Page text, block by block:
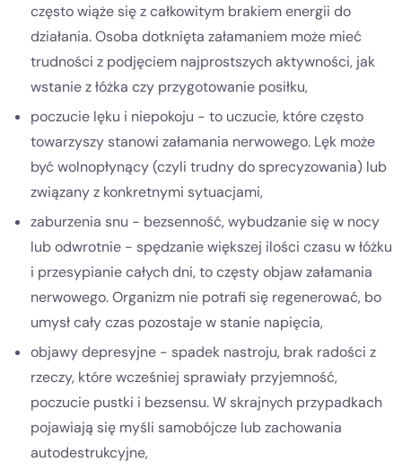
często wiąże się z całkowitym brakiem energii do
działania. Osoba dotknięta załamaniem może mieć
trudności z podjęciem najprostszych aktywności, jak
wstanie z łóżka czy przygotowanie posiłku,
poczucie lęku i niepokoju - to uczucie, które często
towarzyszy stanowi załamania nerwowego. Lęk może
być wolnopłynący (czyli trudny do sprecyzowania) lub
związany z konkretnymi sytuacjami,
zaburzenia snu - bezsenność, wybudzanie się w nocy
lub odwrotnie - spędzanie większej ilości czasu w łóżku
i przesypianie całych dni, to częsty objaw załamania
nerwowego. Organizm nie potrafi się regenerować, bo
umysł cały czas pozostaje w stanie napięcia,
objawy depresyjne - spadek nastroju, brak radości z
rzeczy, które wcześniej sprawiały przyjemność,
poczucie pustki i bezsensu. W skrajnych przypadkach
pojawiają się myśli samobójcze lub zachowania
autodestrukcyjne,